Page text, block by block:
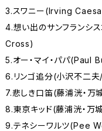
3.スワニー(Irving
4.想い出のサンフラン
Cross)
5.オー・マイ・パパ
6.リンゴ追分(小沢不二
7.悲しき口笛(藤浦洸・万
8.東京キッド(藤浦洸・万
9.テネシーワルツ(Pee